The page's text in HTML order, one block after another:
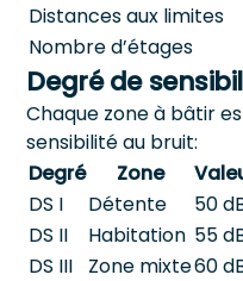
Distances aux limites
Nombre d’étages
Degré de
Chaque zone à bâtir
sensibilité au bruit:
Degré
Zone
DS I
Détente
50
DS II
Habitation 55
DS III
Zone mixte60